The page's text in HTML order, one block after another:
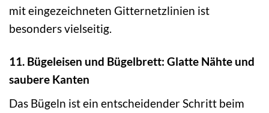
mit eingezeichneten Gitternetzlinien ist
besonders vielseitig.
11. Bügeleisen und Bügelbrett: Glatte Nähte und
saubere Kanten
Das Bügeln ist ein entscheidender Schritt beim